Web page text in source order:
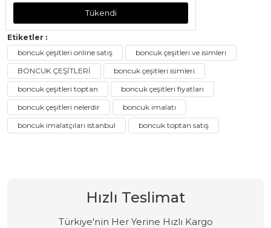
Tükendi
Etiketler :
boncuk çeşitleri online satış
boncuk çeşitleri ve isimleri
BONCUK ÇEŞİTLERİ
boncuk çeşitleri isimleri
boncuk çeşitleri toptan
boncuk çeşitleri fiyatları
boncuk çeşitleri nelerdir
boncuk imalatı
boncuk imalatçıları istanbul
boncuk toptan satış
Hızlı Teslimat
Türkiye'nin Her Yerine Hızlı Kargo